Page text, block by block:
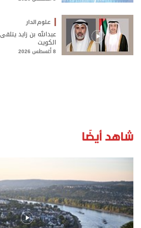
علوم الدار
عبدالله بن زايد
الكويت
8 أغسطس 2026
شاهد أيضًا